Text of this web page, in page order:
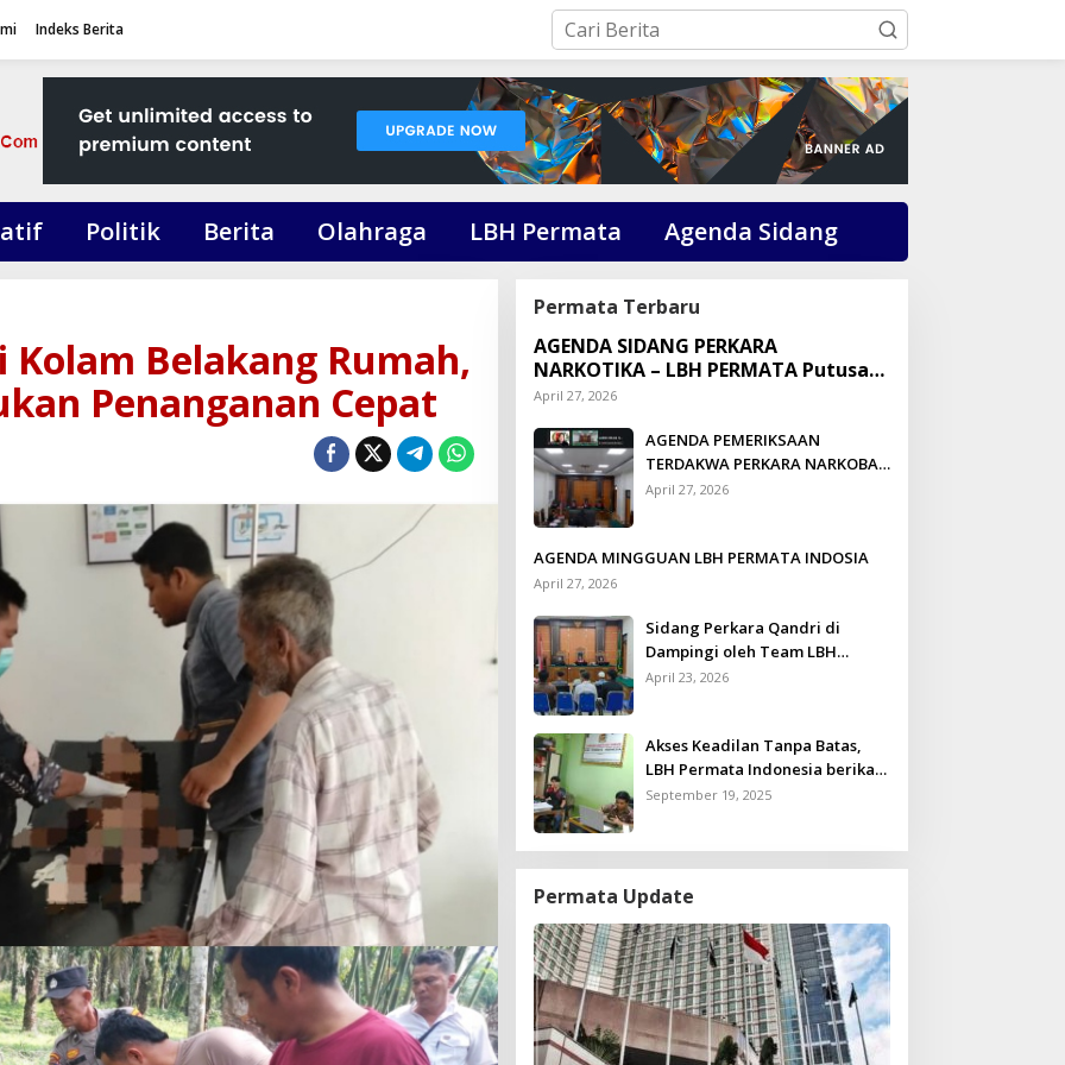
Indeks Berita
Politik Berita Olahraga LBH Permata Agenda Sidang
Belakang Rumah,
Penanganan Cepat
Permata Terbaru
AGENDA SIDANG PERKARA
NARKOTIKA – LBH PERMATA Putusan:
Dikson Simbolon Divonis 3 Tahun
April 27, 2026
AGENDA PEMERIKSAAN
TERDAKWA PERKARA NARKOBA
DI PENGADILAN TALUK
April 27, 2026
AGENDA MINGGUAN LBH PERMATA INDOSIA
April 27, 2026
Sidang Perkara Qandri di
Dampingi oleh Team LBH
Permata Indonesia
April 23, 2026
Akses Keadilan Tanpa Batas,
LBH Permata Indonesia berikan
Layanan Konsultasi Hukum
September 19, 2025
Permata Update